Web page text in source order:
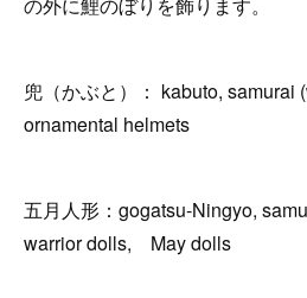
兜（かぶと）： kabuto, samurai
ornamental helmets
五月人形：gogatsu-Ningyo,
warrior dolls, May dolls